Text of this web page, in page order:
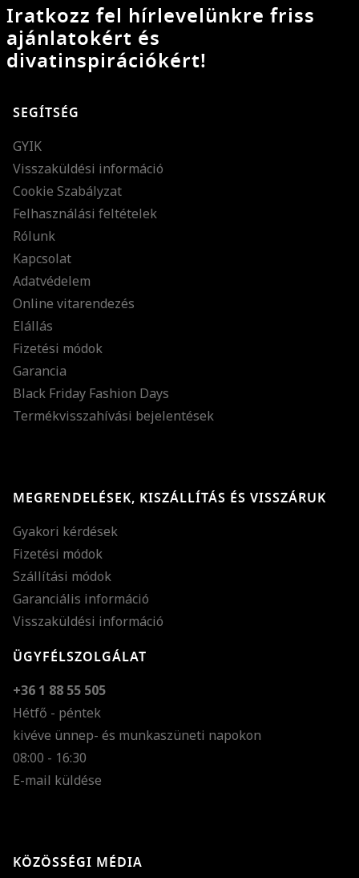
Iratkozz fel hírlevelünkre friss
ajánlatokért és
divatinspirációkért!
SEGÍTSÉG
GYIK
Visszaküldési információ
Cookie Szabályzat
Felhasználási feltételek
Rólunk
Kapcsolat
Adatvédelem
Online vitarendezés
Elállás
Fizetési módok
Garancia
Black Friday Fashion Days
Termékvisszahívási bejelentések
MEGRENDELÉSEK, KISZÁLLÍTÁS ÉS VISSZÁRUK
Gyakori kérdések
Fizetési módok
Szállítási módok
Garanciális információ
Visszaküldési információ
ÜGYFÉLSZOLGÁLAT
+36 1 88 55 505
Hétfő - péntek
kivéve ünnep- és munkaszüneti napokon
08:00 - 16:30
E-mail küldése
KÖZÖSSÉGI MÉDIA